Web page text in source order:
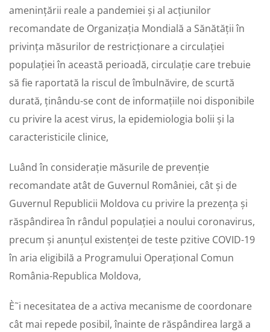
amenințării reale a pandemiei și al acțiunilor
recomandate de Organizația Mondială a Sănătății în
privința măsurilor de restricționare a circulației
populației în această perioadă, circulație care trebuie
să fie raportată la riscul de îmbulnăvire, de scurtă
durată, ținându-se cont de informațiile noi disponibile
cu privire la acest virus, la epidemiologia bolii și la
caracteristicile clinice,
Luând în considerație măsurile de prevenție
recomandate atât de Guvernul României, cât și de
Guvernul Republicii Moldova cu privire la prezența și
răspândirea în rândul populației a noului coronavirus,
precum și anunțul existenței de teste pzitive COVID-19
în aria eligibilă a Programului Operațional Comun
România-Republica Moldova,
È˜i necesitatea de a activa mecanisme de coordonare
cât mai repede posibil, înainte de răspândirea largă a